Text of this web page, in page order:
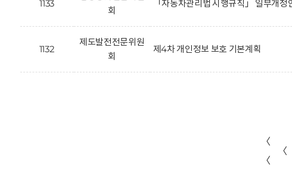
1133
회
「자동차관리법 시행규칙」 일부개
1132
제도발전전문위원
회
제4차 개인정보 보호 기본계획
〈
〈
〈